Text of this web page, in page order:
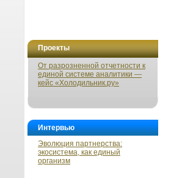
Проекты
От разрозненной отчетности к
единой системе аналитики —
кейс «Холодильник.ру»
Интервью
Эволюция партнерства:
экосистема, как единый
организм